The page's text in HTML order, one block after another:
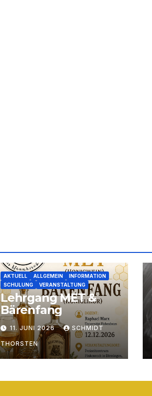
AKTUELL ALLGEMEIN
INFORMATION
SCHULUNG
VERANSTALTUNG
Lehrgang MET &
Bärenfang
11. JUNI 2026 SCHMIDT
THORSTEN